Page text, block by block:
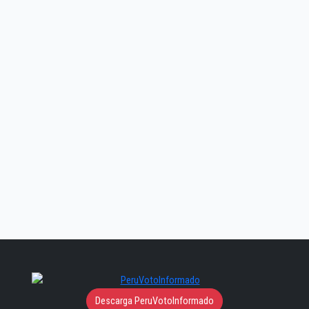
Descarga PeruVotoInformado